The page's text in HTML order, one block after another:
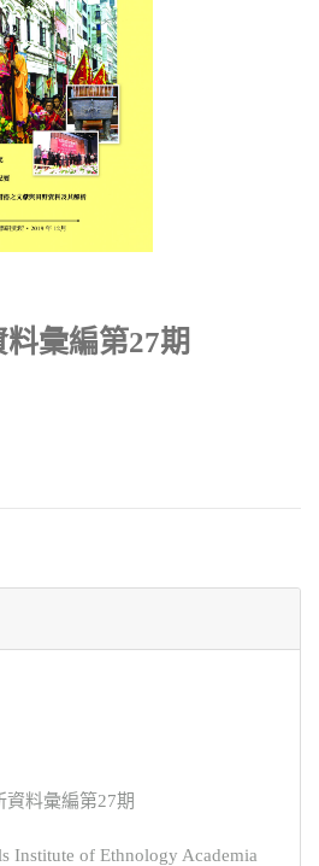
彙編第27期
料彙編第27期
Institute of Ethnology Academia